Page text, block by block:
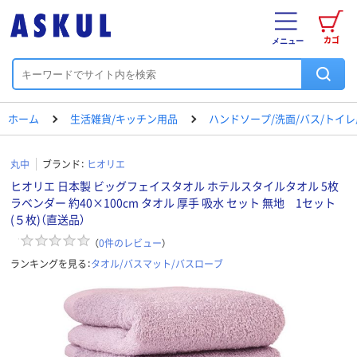
カゴ
メニュー
ホーム 生活雑貨/キッチン用品 ハンドソープ/洗面/バス/トイ
丸中 ブランド： ヒオリエ
ヒオリエ 日本製 ビッグフェイスタオル ホテルスタイルタオル 5枚
ラベンダー 約40×100cm タオル 厚手 吸水 セット 無地 1セット
(５枚)（直送品）
（0件のレビュー）
ランキングを見る：タオル/バスマット/バスローブ